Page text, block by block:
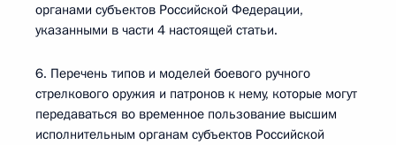
органами субъектов Российской Федерации,
указанными в части 4 настоящей статьи.
6. Перечень типов и моделей боевого ручного
стрелкового оружия и патронов к нему, которые могут
передаваться во временное пользование высшим
исполнительным органам субъектов Российской